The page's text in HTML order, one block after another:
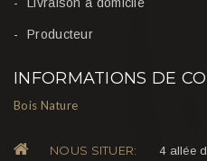
Producteur
INFORMATIONS DE
Bois Nature
NOUS SITUER:
4 allée